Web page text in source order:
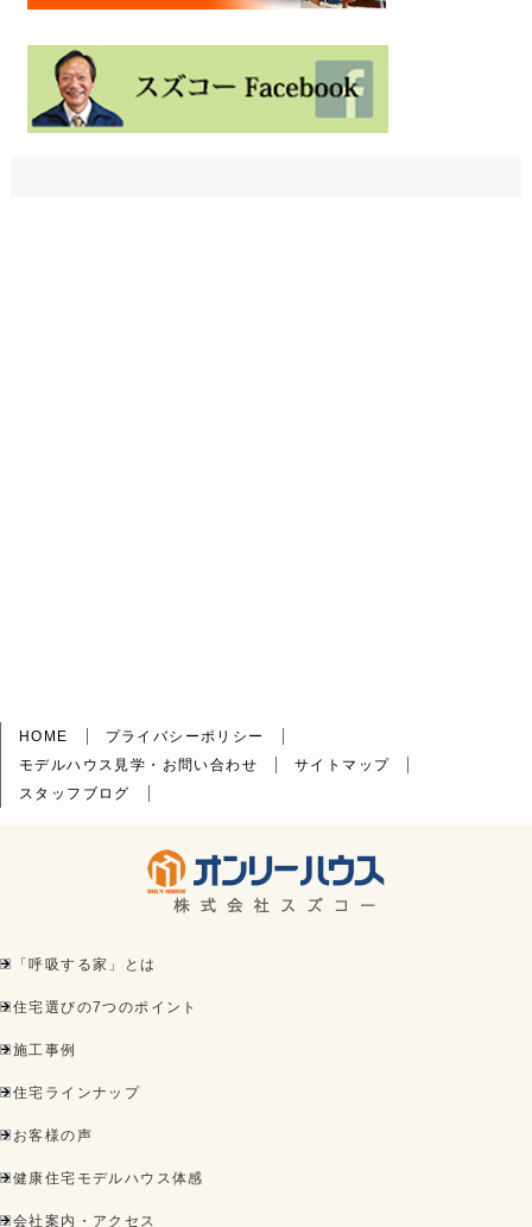
HOME
プライバシーポリシー
モデルハウス見学・お問い合わせ
サイトマップ
スタッフブログ
「呼吸する家」とは
住宅選びの7つのポイント
施工事例
住宅ラインナップ
お客様の声
健康住宅モデルハウス体感
会社案内・アクセス